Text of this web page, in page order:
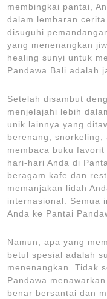
membingkai pantai,
dalam lembaran
disuguhi
yang menenangkan
healing sunyi untuk
Pandawa Bali adalah
Setelah disambut
menjelajahi lebih
unik lainnya yang
berenang, snorkeling,
membaca buku
hari-hari Anda di
beragam kafe dan
memanjakan lidah
internasional. Semua
Anda ke Pantai
Namun, apa yang
betul spesial adalah
menenangkan. Tidak
Pandawa
benar bersantai dan